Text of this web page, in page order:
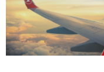
r
s
a
g